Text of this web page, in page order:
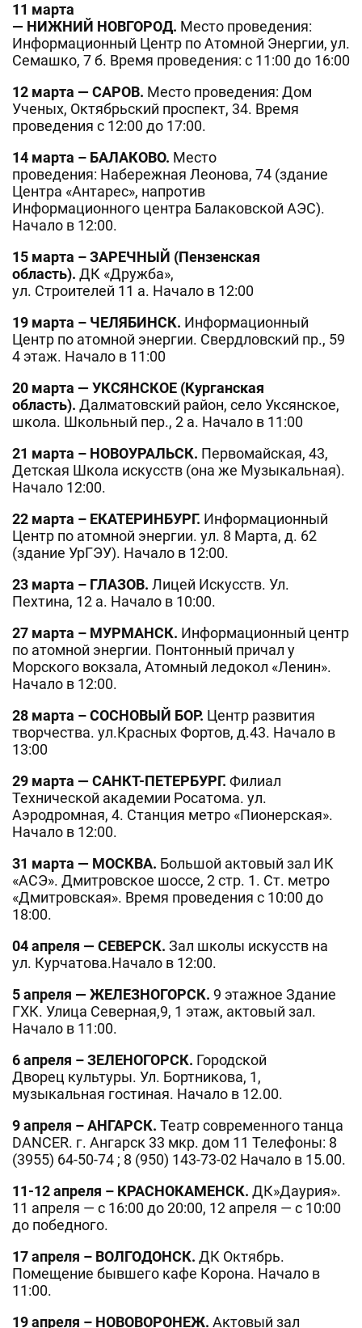
11 марта
— НИЖНИЙ НОВГОРОД. Место проведения:
Информационный Центр по Атомной Энергии, ул.
Семашко, 7 б. Время проведения: с 11:00 до 16:00
12 марта — САРОВ. Место проведения: Дом
Ученых, Октябрьский проспект, 34. Время
проведения с 12:00 до 17:00.
14 марта – БАЛАКОВО. Место
проведения: Набережная Леонова, 74 (здание
Центра «Антарес», напротив
Информационного центра Балаковской АЭС).
Начало в 12:00.
15 марта – ЗАРЕЧНЫЙ (Пензенская
область). ДК «Дружба»,
ул. Строителей 11 а. Начало в 12:00
19 марта – ЧЕЛЯБИНСК. Информационный
Центр по атомной энергии. Свердловский пр., 59
4 этаж. Начало в 11:00
20 марта — УКСЯНСКОЕ (Курганская
область). Далматовский район, село Уксянское,
школа. Школьный пер., 2 а. Начало в 11:00
21 марта – НОВОУРАЛЬСК. Первомайская, 43,
Детская Школа искусств (она же Музыкальная).
Начало 12:00.
22 марта – ЕКАТЕРИНБУРГ. Информационный
Центр по атомной энергии. ул. 8 Марта, д. 62
(здание УрГЭУ). Начало в 12:00.
23 марта – ГЛАЗОВ. Лицей Искусств. Ул.
Пехтина, 12 а. Начало в 10:00.
27 марта – МУРМАНСК. Информационный центр
по атомной энергии. Понтонный причал у
Морского вокзала, Атомный ледокол «Ленин».
Начало в 12:00.
28 марта – СОСНОВЫЙ БОР. Центр развития
творчества. ул.Красных Фортов, д.43. Начало в
13:00
29 марта — САНКТ-ПЕТЕРБУРГ. Филиал
Технической академии Росатома. ул.
Аэродромная, 4. Станция метро «Пионерская».
Начало в 12:00.
31 марта — МОСКВА. Большой актовый зал ИК
«АСЭ». Дмитровское шоссе, 2 стр. 1. Ст. метро
«Дмитровская». Время проведения с 10:00 до
18:00.
04 апреля — СЕВЕРСК. Зал школы искусств на
ул. Курчатова.Начало в 12:00.
5 апреля — ЖЕЛЕЗНОГОРСК. 9 этажное Здание
ГХК. Улица Северная,9, 1 этаж, актовый зал.
Начало в 11:00.
6 апреля – ЗЕЛЕНОГОРСК. Городской
Дворец культуры. Ул. Бортникова, 1,
музыкальная гостиная. Начало в 12.00.
9 апреля – АНГАРСК. Театр современного танца
DANCER. г. Ангарск 33 мкр. дом 11 Телефоны: 8
(3955) 64-50-74 ; 8 (950) 143-73-02 Начало в 15.00.
11-12 апреля – КРАСНОКАМЕНСК. ДК»Даурия».
11 апреля — с 16:00 до 20:00, 12 апреля — с 10:00
до победного.
17 апреля – ВОЛГОДОНСК. ДК Октябрь.
Помещение бывшего кафе Корона. Начало в
11:00.
19 апреля – НОВОВОРОНЕЖ. Актовый зал